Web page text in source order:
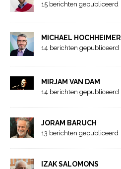
15 berichten gepubliceerd
MICHAEL HOCHHEIMER
14 berichten gepubliceerd
MIRJAM VAN DAM
14 berichten gepubliceerd
JORAM BARUCH
13 berichten gepubliceerd
IZAK SALOMONS